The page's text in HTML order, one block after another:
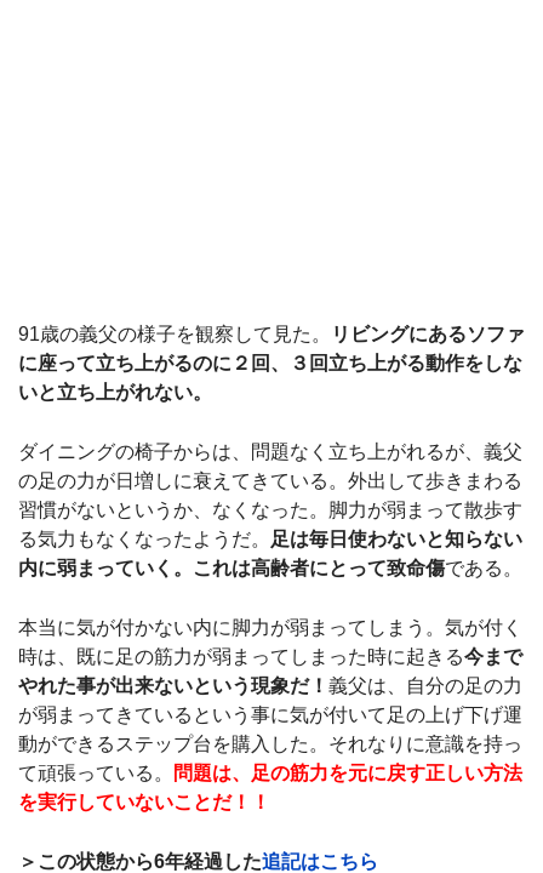
91歳の義父の様子を観察して見た。
リビングにあるソファ
に座って立ち上がるのに２回、３回立ち上がる動作をしな
いと立ち上がれない。
ダイニングの椅子からは、問題なく立ち上がれるが、義父
の足の力が日増しに衰えてきている。外出して歩きまわる
習慣がないというか、なくなった。脚力が弱まって散歩す
る気力もなくなったようだ。
足は毎日使わないと知らない
内に弱まっていく。これは高齢者にとって致命傷である。
本当に気が付かない内に脚力が弱まってしまう。気が付く
時は、既に足の筋力が弱まってしまった時に起きる今まで
やれた事が出来ないという現象だ！ 義父は、自分の足の力
が弱まってきているという事に気が付いて足の上げ下げ運
動ができるステップ台を購入した。それなりに意識を持っ
て頑張っている。
問題は、足の筋力を元に戻す正しい方法
を実行していないことだ！！
＞この状態から6年経過した追記はこちら